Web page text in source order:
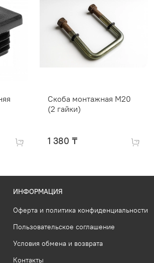
Скоба монтажная М20
(2 гайки)
1 380 ₸
ИНФОРМАЦИЯ
Оферта и политика конфиденциальности
Пользовательское соглашение
Условия обмена и возврата
Контакты